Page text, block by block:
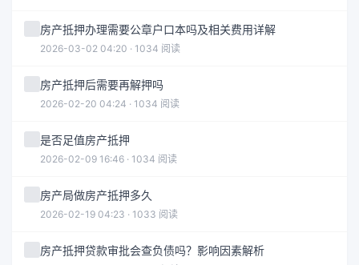
房产抵押办理需要公章户口本吗及相关费用详解
2026-03-02 04:20 · 1034 阅读
房产抵押后需要再解押吗
2026-02-20 04:24 · 1034 阅读
是否足值房产抵押
2026-02-09 16:46 · 1034 阅读
房产局做房产抵押多久
2026-02-19 04:23 · 1033 阅读
房产抵押贷款审批会查负债吗？影响因素解析